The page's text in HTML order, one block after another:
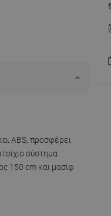
ABS, προσφέρει
σύστημα
150 cm και μασίφ